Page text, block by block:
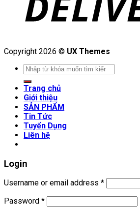
Copyright 2026 © UX Themes
Search
for:
Trang chủ
Giới thiệu
SẢN PHẨM
Tin Tức
Tuyển Dụng
Liên hệ
Login
Username or email address *
Password *